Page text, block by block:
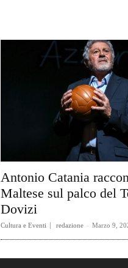
Antonio Catania
Maltese sul palco del
Dovizi
Cultura e Eventi redazione - Marzo 9,